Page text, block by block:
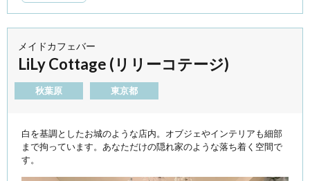
メイドカフェバー
LiLy Cottage (リリーコテージ)
秋葉原 東京都
白を基調としたお城のような店内。オブジェやインテリアも細部
まで拘っています。あなただけの隠れ家のような落ち着く空間で
す。